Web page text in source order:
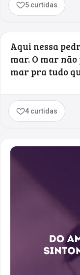
5 curtidas
Aqui nessa
mar. O mar
mar pra tudo
4 curtidas